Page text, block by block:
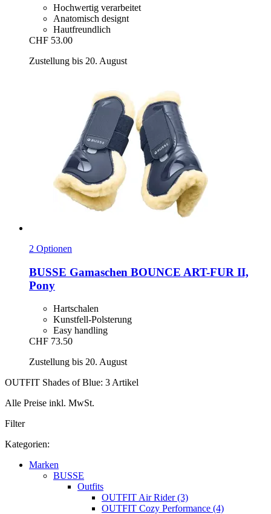
Hochwertig verarbeitet
Anatomisch designt
Hautfreundlich
CHF 53.00
Zustellung bis 20. August
2 Optionen
BUSSE Gamaschen BOUNCE ART-​FUR II,
Pony
Hartschalen
Kunstfell-Polsterung
Easy handling
CHF 73.50
Zustellung bis 20. August
OUTFIT Shades of Blue: 3 Artikel
Alle Preise inkl. MwSt.
Filter
Kategorien:
Marken
BUSSE
Outfits
OUTFIT Air Rider (3)
OUTFIT Cozy Performance (4)